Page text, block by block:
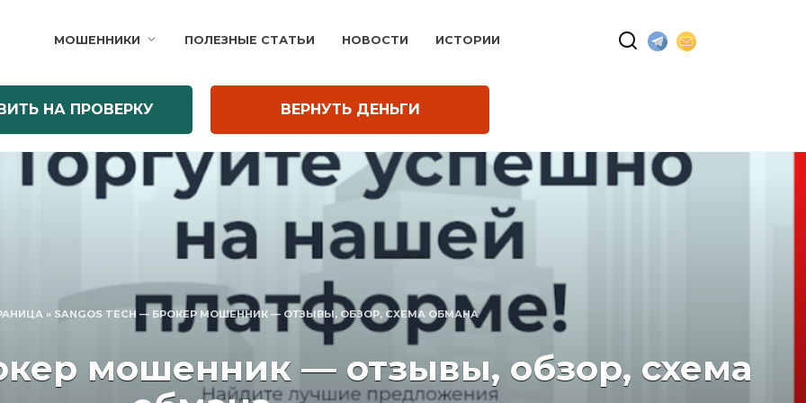
МОШЕННИКИ ПОЛЕЗНЫЕ СТАТЬИ НОВОСТИ ИСТОРИИ
НА ПРОВЕРКУ ВЕРНУТЬ ДЕНЬГИ
» SANGOS TECH — БРОКЕР МОШЕННИК — ОТЗЫВЫ, ОБЗОР, СХЕМА ОБМАНА
мошенник — отзывы, обзор, схема